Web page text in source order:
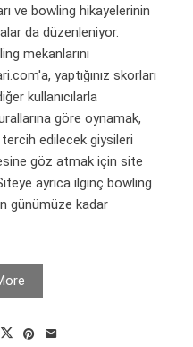
ve bowling hikayelerinin
da düzenleniyor.
mekanlarını
yaptığınız skorları
kullanıcılarla
göre oynamak,
edilecek giysileri
göz atmak için site
ayrıca ilginç bowling
günümüze kadar